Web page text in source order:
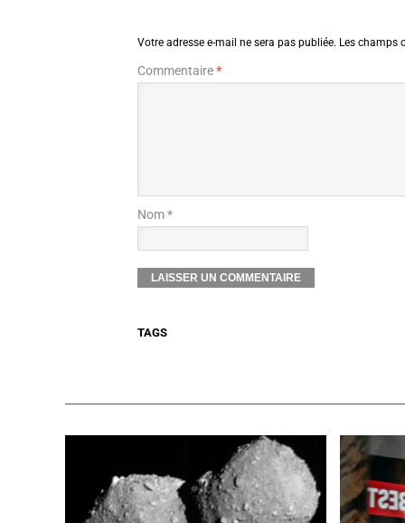
Votre adresse e-mail ne sera pas publiée. Les champs
Commentaire*
Nom *
TAGS